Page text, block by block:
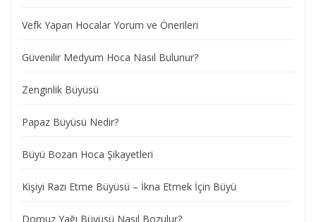
Vefk Yapan Hocalar Yorum ve Önerileri
Güvenilir Medyum Hoca Nasıl Bulunur?
Zenginlik Büyüsü
Papaz Büyüsü Nedir?
Büyü Bozan Hoca Şikayetleri
Kişiyi Razı Etme Büyüsü – İkna Etmek İçin Büyü
Domuz Yağı Büyüsü Nasıl Bozulur?